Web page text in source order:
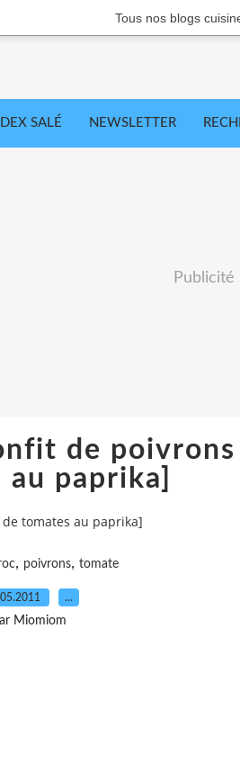
Tous nos blogs
SALÉ NEWSLETTER
Publicité
de
paprika]
tomates au paprika]
, poivrons, tomate
…
Miomiom